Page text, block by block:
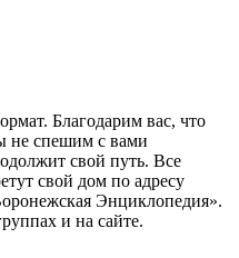
Благодарим вас, что
не спешим с вами
свой путь. Все
свой дом по адресу
Энциклопедия».
и на сайте.